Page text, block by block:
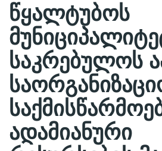
წყალტუბოს
საკრებულოს
ადამიანური